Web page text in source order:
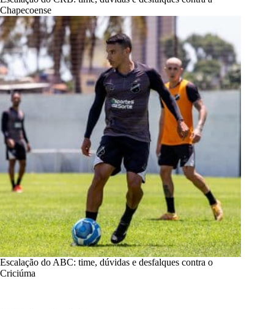
Chapecoense
Escalação do ABC: time, dúvidas e desfalques contra o
Criciúma